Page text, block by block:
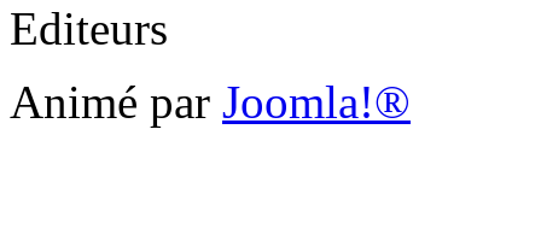
Editeurs
Animé par Joomla!®